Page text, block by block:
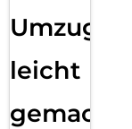
Umzug
leicht
gemacht!